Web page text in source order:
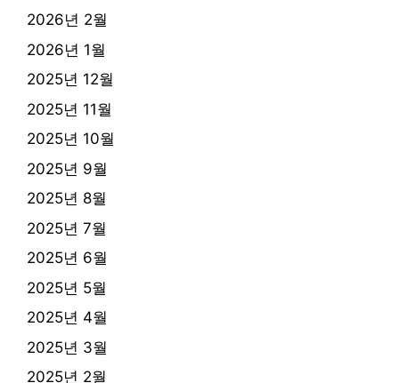
2026년 2월
2026년 1월
2025년 12월
2025년 11월
2025년 10월
2025년 9월
2025년 8월
2025년 7월
2025년 6월
2025년 5월
2025년 4월
2025년 3월
2025년 2월